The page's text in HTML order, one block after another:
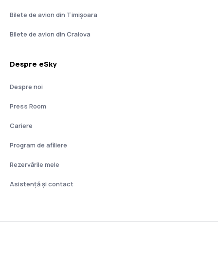
Bilete de avion din Timișoara
Bilete de avion din Craiova
Despre eSky
Despre noi
Press Room
Cariere
Program de afiliere
Rezervările mele
Asistenţă şi contact